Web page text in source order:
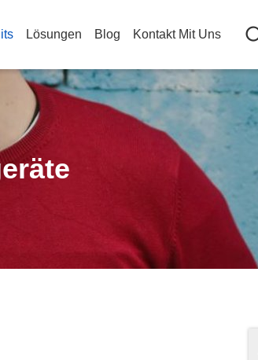
Lösungen Blog Kontakt Mit Uns